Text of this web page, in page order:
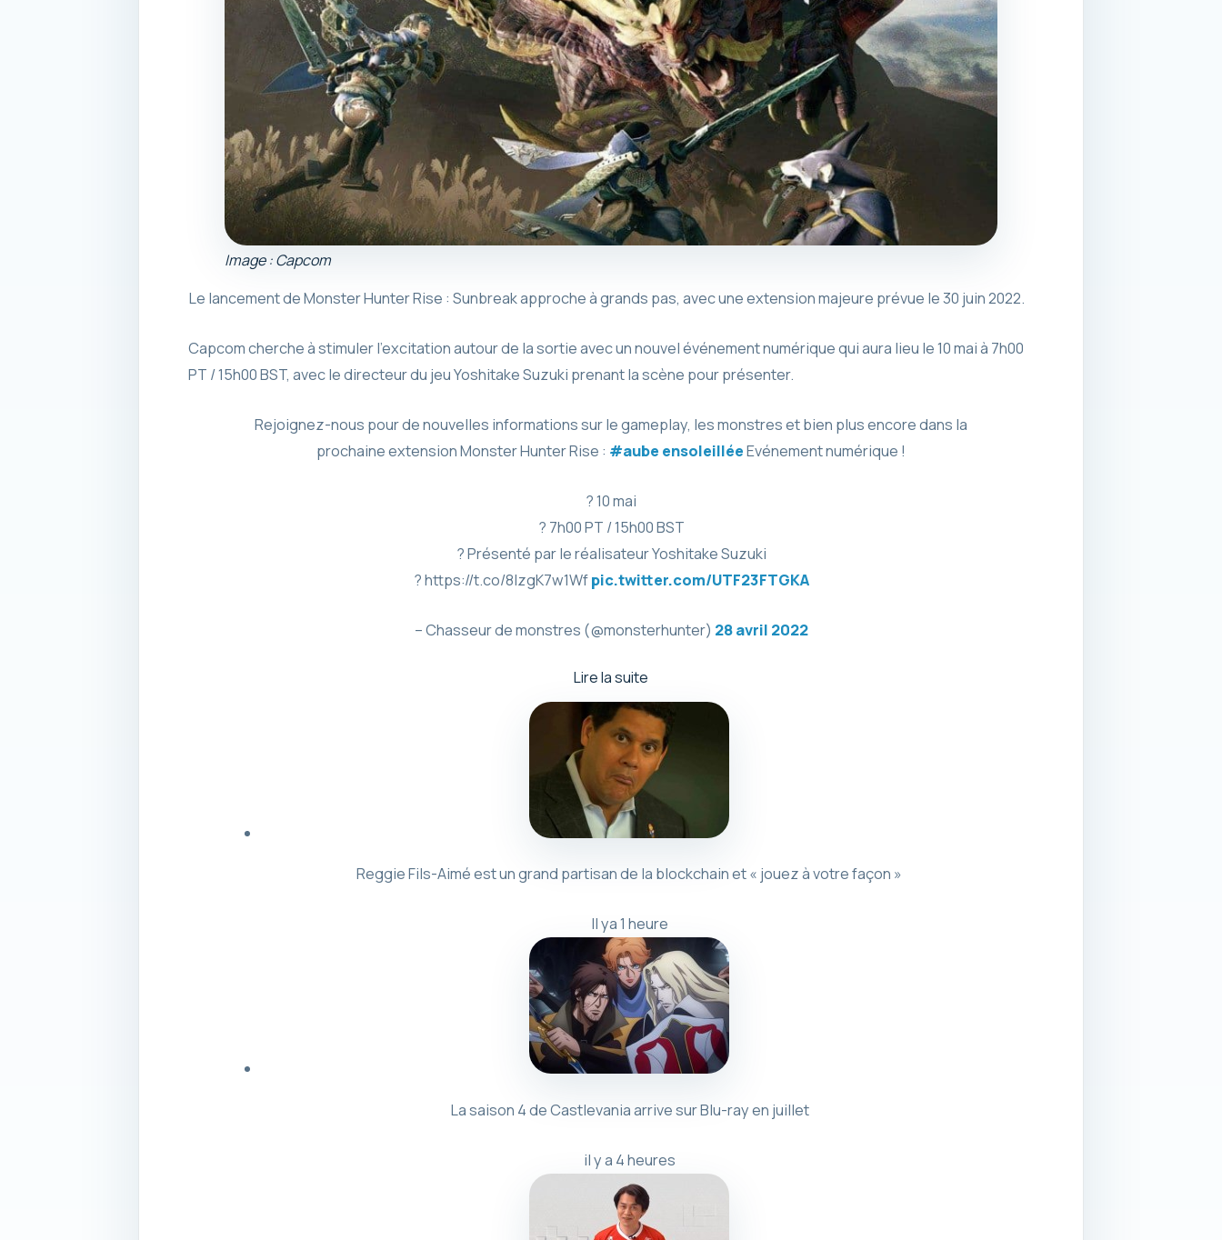
Image : Capcom
Le lancement de Monster Hunter Rise : Sunbreak approche à grands pas, avec une extension majeure prévue le 30 juin 2022.
Capcom cherche à stimuler l’excitation autour de la sortie avec un nouvel événement numérique qui aura lieu le 10 mai à 7h00
PT / 15h00 BST, avec le directeur du jeu Yoshitake Suzuki prenant la scène pour présenter.
Rejoignez-nous pour de nouvelles informations sur le gameplay, les monstres et bien plus encore dans la
prochaine extension Monster Hunter Rise : #aube ensoleilléeEvénement numérique !
? 10 mai
? 7h00 PT / 15h00 BST
? Présenté par le réalisateur Yoshitake Suzuki
? https://t.co/8IzgK7w1Wfpic.twitter.com/UTF23FTGKA
– Chasseur de monstres (@monsterhunter) 28 avril 2022
Lire la suite
Reggie Fils-Aimé est un grand partisan de la blockchain et « jouez à votre façon »
Il ya 1 heure
La saison 4 de Castlevania arrive sur Blu-ray en juillet
il y a 4 heures